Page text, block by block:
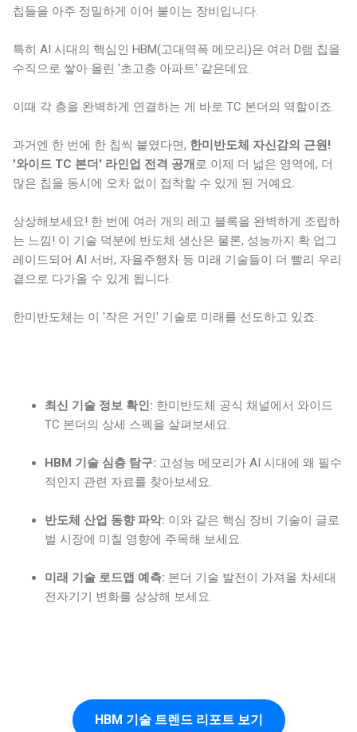
칩들을 아주 정밀하게 이어 붙이는 장비입니다.
특히 AI 시대의 핵심인 HBM(고대역폭 메모리)은 여러 D램 칩을
수직으로 쌓아 올린 '초고층 아파트' 같은데요.
이때 각 층을 완벽하게 연결하는 게 바로 TC 본더의 역할이죠.
과거엔 한 번에 한 칩씩 붙였다면, 한미반도체 자신감의 근원!
'와이드 TC 본더' 라인업 전격 공개 로 이제 더 넓은 영역에, 더
많은 칩을 동시에 오차 없이 접착할 수 있게 된 거예요.
상상해보세요! 한 번에 여러 개의 레고 블록을 완벽하게 조립하
는 느낌! 이 기술 덕분에 반도체 생산은 물론, 성능까지 확 업그
레이드되어 AI 서버, 자율주행차 등 미래 기술들이 더 빨리 우리
곁으로 다가올 수 있게 됩니다.
한미반도체는 이 '작은 거인' 기술로 미래를 선도하고 있죠.
최신 기술 정보 확인: 한미반도체 공식 채널에서 와이드
TC 본더의 상세 스펙을 살펴보세요.
HBM 기술 심층 탐구: 고성능 메모리가 AI 시대에 왜 필수
적인지 관련 자료를 찾아보세요.
반도체 산업 동향 파악: 이와 같은 핵심 장비 기술이 글로
벌 시장에 미칠 영향에 주목해 보세요.
미래 기술 로드맵 예측: 본더 기술 발전이 가져올 차세대
전자기기 변화를 상상해 보세요.
HBM 기술 트렌드 리포트 보기